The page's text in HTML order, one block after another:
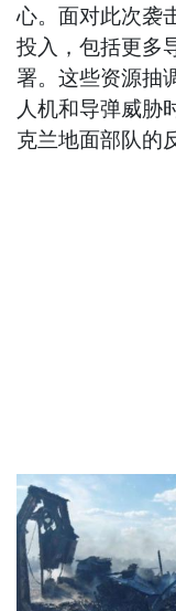
心。面对此次袭
投入，包括更多
署。这些资源抽
人机和导弹威胁
克兰地面部队的